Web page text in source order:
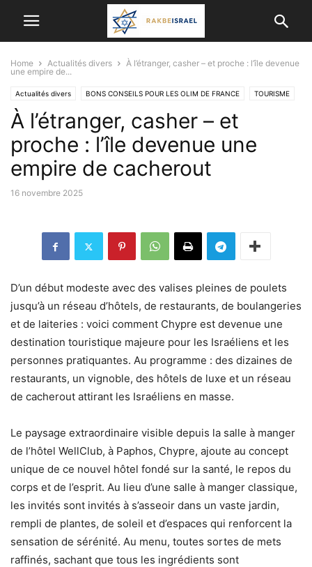
Home Actualités divers
À l’étranger, casher – et proche : l’île devenue
une empire de...
Actualités divers BONS CONSEILS POUR LES OLIM DE FRANCE TOURISME
À l’étranger, casher – et
proche : l’île devenue une
empire de cacherout
16 novembre 2025
D’un début modeste avec des valises pleines de poulets
jusqu’à un réseau d’hôtels, de restaurants, de boulangeries
et de laiteries : voici comment Chypre est devenue une
destination touristique majeure pour les Israéliens et les
personnes pratiquantes. Au programme : des dizaines de
restaurants, un vignoble, des hôtels de luxe et un réseau
de cacherout attirant les Israéliens en masse.
Le paysage extraordinaire visible depuis la salle à manger
de l’hôtel WellClub, à Paphos, Chypre, ajoute au concept
unique de ce nouvel hôtel fondé sur la santé, le repos du
corps et de l’esprit. Au lieu d’une salle à manger classique,
les invités sont invités à s’asseoir dans un vaste jardin,
rempli de plantes, de soleil et d’espaces qui renforcent la
sensation de sérénité. Au menu, toutes sortes de mets
raffinés, sachant que tous les ingrédients sont